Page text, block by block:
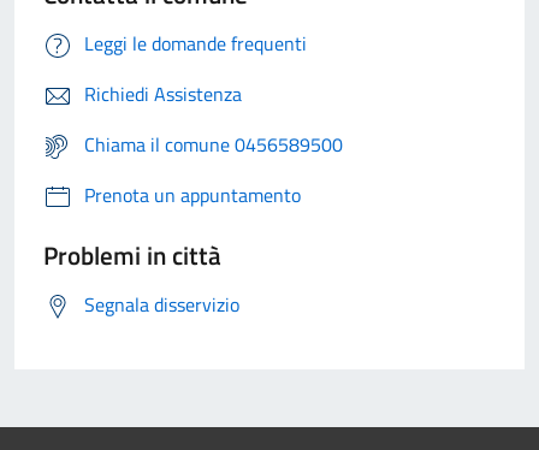
Leggi le domande frequenti
Richiedi Assistenza
Chiama il comune 0456589500
Prenota un appuntamento
Problemi in città
Segnala disservizio